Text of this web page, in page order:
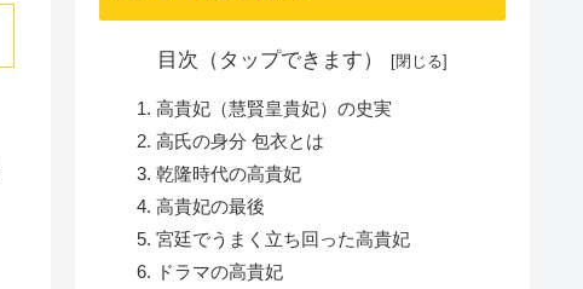
目次（タップできます）
高貴妃（慧賢皇貴妃）の史実
高氏の身分 包衣とは
乾隆時代の高貴妃
高貴妃の最後
宮廷でうまく立ち回った高貴妃
ドラマの高貴妃